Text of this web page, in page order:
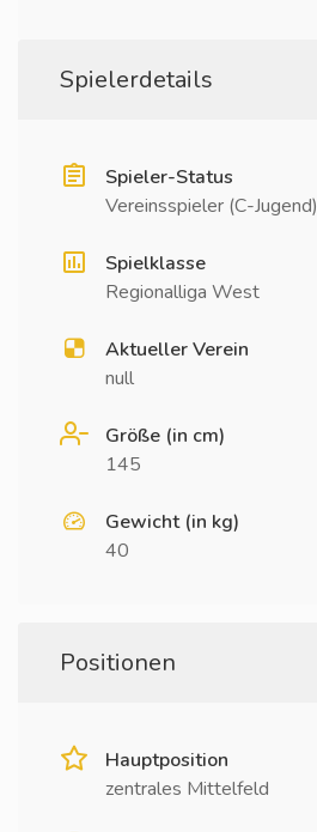
Spielerdetails
Spieler-Status
Vereinsspieler (C-Jugend)
Spielklasse
Regionalliga West
Aktueller Verein
null
Größe (in cm)
145
Gewicht (in kg)
40
Positionen
Hauptposition
zentrales Mittelfeld